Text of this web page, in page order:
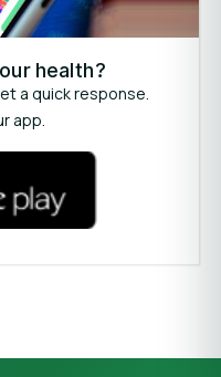
health?
a quick response.
app.